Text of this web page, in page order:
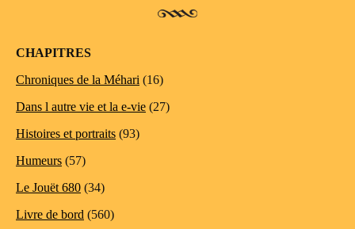
CHAPITRES
Chroniques de la Méhari (16)
Dans l autre vie et la e-vie (27)
Histoires et portraits (93)
Humeurs (57)
Le Jouët 680 (34)
Livre de bord (560)